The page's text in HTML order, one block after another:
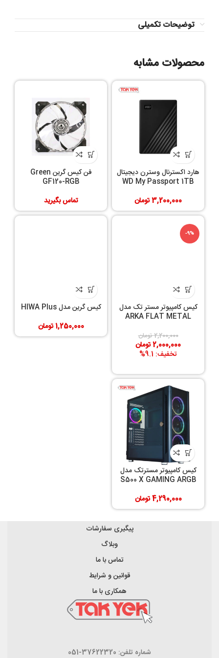
توضیحات تکمیلی
محصولات مشابه
هارد اکسترنال وسترن دیجیتال
WD My Passport 1TB
3,200,000تومان
فن کیس گرین Green
GF120-RGB
تماس بگیرید
-9%
کیس کامپیوتر مستر تک مدل
ARKA FLAT METAL
2,200,000تومان
2,000,000تومان
تخفیف: 9.1%
کیس گرین مدل HIWA Plus
1,250,000تومان
کیس کامپیوتر مسترتک مدل
S500 X GAMING ARGB
4,290,000تومان
پیگیری سفارشات
وبلاگ
تماس با ما
قوانین و شرایط
همکاری با ما
شماره تلفن: 37622320-051